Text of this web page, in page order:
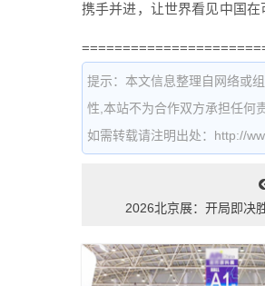
携手并进，让世界看见中国
提示：本文信息整理自网络或
性,本站不为合作双方承担任何
如需转载请注明出处：http://
2026北京展：开局即决